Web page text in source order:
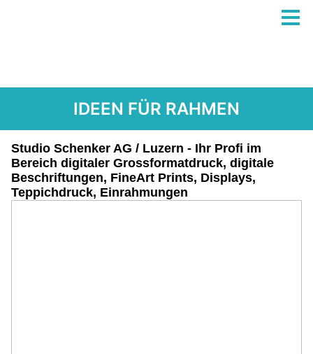
IDEEN FÜR RAHMEN
Studio Schenker AG / Luzern - Ihr Profi im
Bereich digitaler Grossformatdruck, digitale
Beschriftungen, FineArt Prints, Displays,
Teppichdruck, Einrahmungen